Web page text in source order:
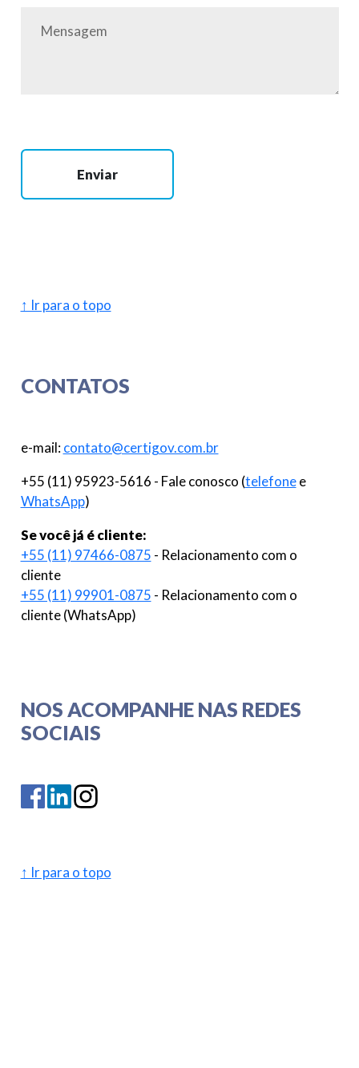
Enviar
↑ Ir para o topo
CONTATOS
e-mail:contato@certigov.com.br
+55 (11) 95923-5616 - Fale conosco (telefonee
WhatsApp)
Se você já é cliente:
+55 (11) 97466-0875 - Relacionamento com o
cliente
+55 (11) 99901-0875 - Relacionamento com o
cliente (WhatsApp)
NOS ACOMPANHE NAS REDES
SOCIAIS
↑ Ir para o topo